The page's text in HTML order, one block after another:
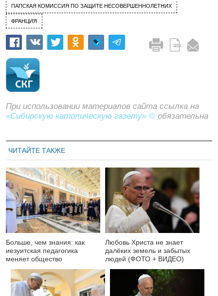
ПАПСКАЯ КОМИССИЯ ПО ЗАЩИТЕ НЕСОВЕРШЕННОЛЕТНИХ
ФРАНЦИЯ
При использовании материалов сайта ссылка на
«Сибирскую католическую газету» © обязательна
ЧИТАЙТЕ ТАКЖЕ
Больше, чем знания: как
иезуитская педагогика
меняет общество
Любовь Христа не знает
далёких земель и забытых
людей (ФОТО + ВИДЕО)